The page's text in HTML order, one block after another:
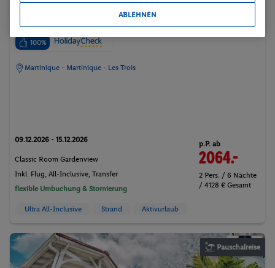
Carayou Hotel & Spa
100%
Martinique - Martinique - Les Trois
09.12.2026 - 15.12.2026
Classic Room Gardenview
Inkl. Flug, All-Inclusive , Transfer
flexible Umbuchung & Stornierung
p.P. ab
2064.-
2 Pers. / 6 Nächte
/ 4128 € Gesamt
Ultra All-Inclusive Strand Aktivurlaub
Pauschalreise
ABLEHNEN